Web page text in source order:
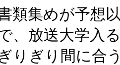
類集めが予想
、放送大学入
りぎり間に合